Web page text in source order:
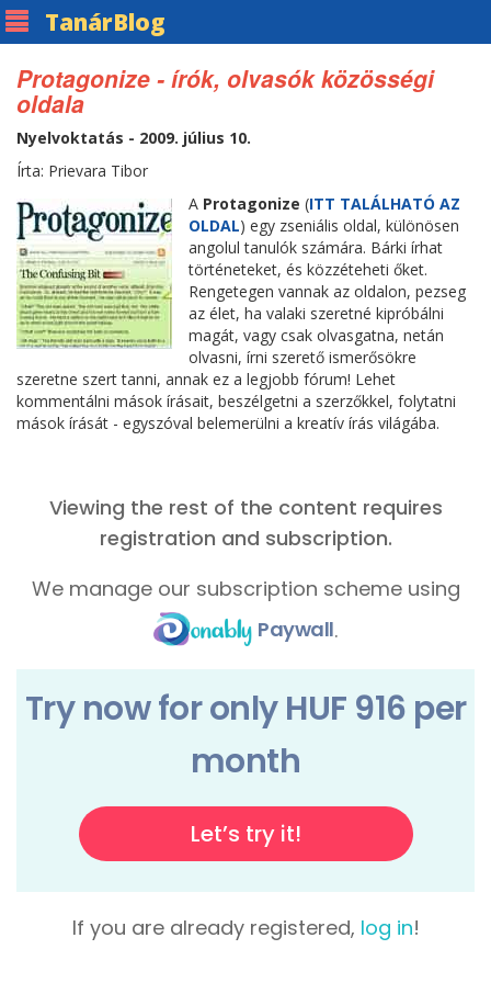
TanárBlog
Protagonize - írók, olvasók közösségi
oldala
Nyelvoktatás - 2009. július 10.
Írta: Prievara Tibor
A Protagonize (ITT TALÁLHATÓ AZ
OLDAL) egy zseniális oldal, különösen
angolul tanulók számára. Bárki írhat
történeteket, és közzéteheti őket.
Rengetegen vannak az oldalon, pezseg
az élet, ha valaki szeretné kipróbálni
magát, vagy csak olvasgatna, netán
olvasni, írni szerető ismerősökre
szeretne szert tanni, annak ez a legjobb fórum! Lehet
kommentálni mások írásait, beszélgetni a szerzőkkel, folytatni
mások írását - egyszóval belemerülni a kreatív írás világába.